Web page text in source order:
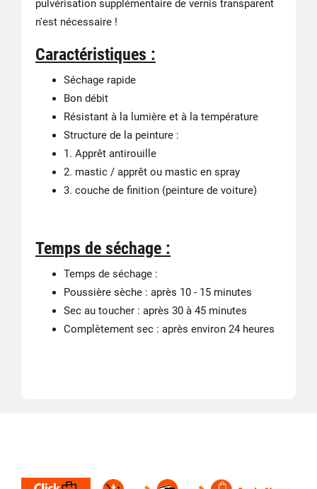
pulvérisation supplémentaire de vernis transparent
n'est nécessaire !
Caractéristiques :
Séchage rapide
Bon débit
Résistant à la lumière et à la température
Structure de la peinture :
1. Apprêt antirouille
2. mastic / apprêt ou mastic en spray
3. couche de finition (peinture de voiture)
Temps de séchage :
Temps de séchage :
Poussière sèche : après 10 - 15 minutes
Sec au toucher : après 30 à 45 minutes
Complètement sec : après environ 24 heures